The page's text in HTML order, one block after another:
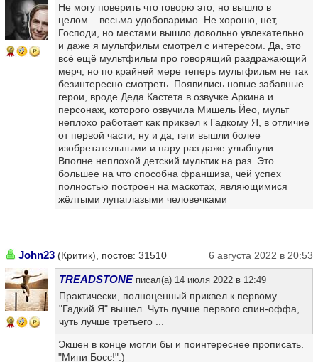
6
Не могу поверить что говорю это, но вышло в
целом... весьма удобоваримо. Не хорошо, нет,
Господи, но местами вышло довольно увлекательно
и даже я мультфильм смотрел с интересом. Да, это
всё ещё мультфильм про говорящий раздражающий
мерч, но по крайней мере теперь мультфильм не так
безинтересно смотреть. Появились новые забавные
герои, вроде Деда Кастета в озвучке Аркина и
персонаж, которого озвучила Мишель Йео, мульт
неплохо работает как приквел к Гадкому Я, в отличие
от первой части, ну и да, гэги вышли более
изобретательными и пару раз даже улыбнули.
Вполне неплохой детский мультик на раз. Это
большее на что способна франшиза, чей успех
полностью построен на маскотах, являющимися
жёлтыми лупаглазыми человечками
John23 (Критик), постов: 31510 6 августа 2022 в 20:53
9
TREADSTONEписал(а) 14 июля 2022 в 12:49
Практически, полноценный приквел к первому
"Гадкий Я" вышел. Чуть лучше первого спин-оффа,
чуть лучше третьего ...
Экшен в конце могли бы и поинтереснее прописать.
"Мини Босс!":)